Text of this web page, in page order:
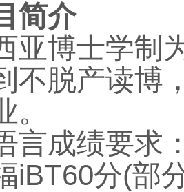
简介
亚博士学制
不脱产读博
言成绩要求
iBT60分(部